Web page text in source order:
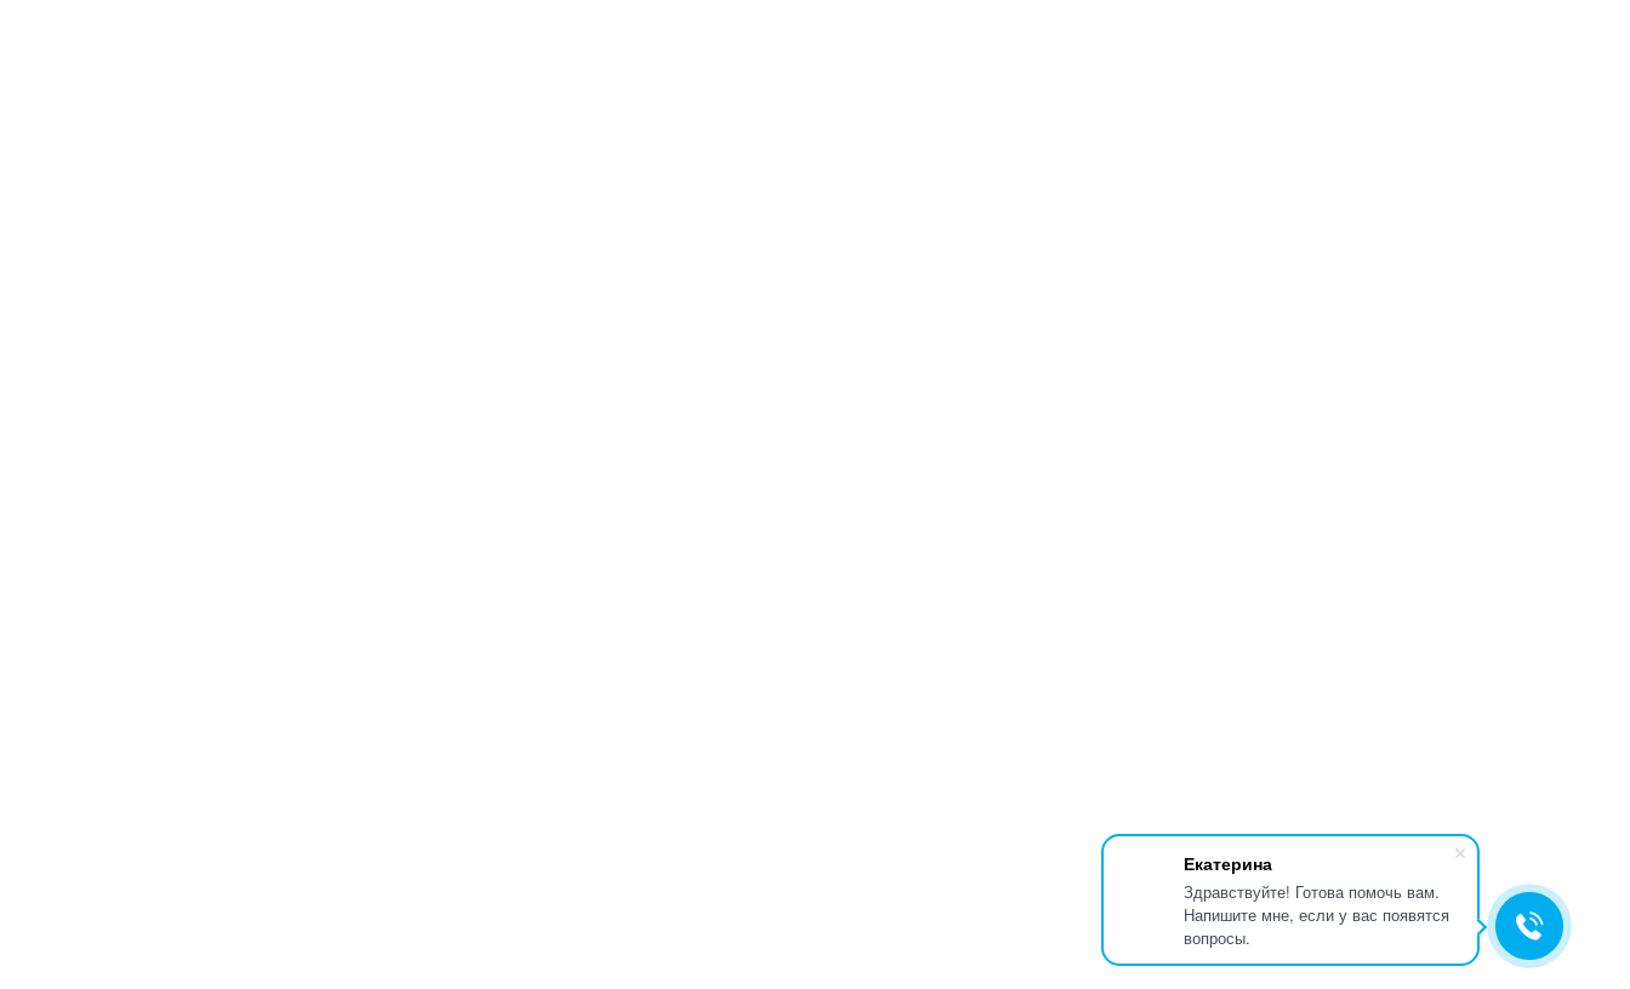
Екатерина
Здравствуйте! Готова помочь вам.
Напишите мне, если у вас появятся
вопросы.